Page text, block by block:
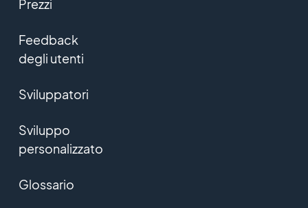
Prezzi
Feedback
degli utenti
Sviluppatori
Sviluppo
personalizzato
Glossario